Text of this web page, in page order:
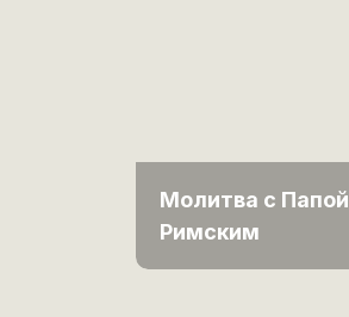
Молитва с Папой
Римским